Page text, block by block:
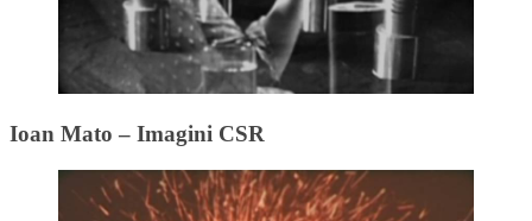
Ioan Mato – Imagini CSR